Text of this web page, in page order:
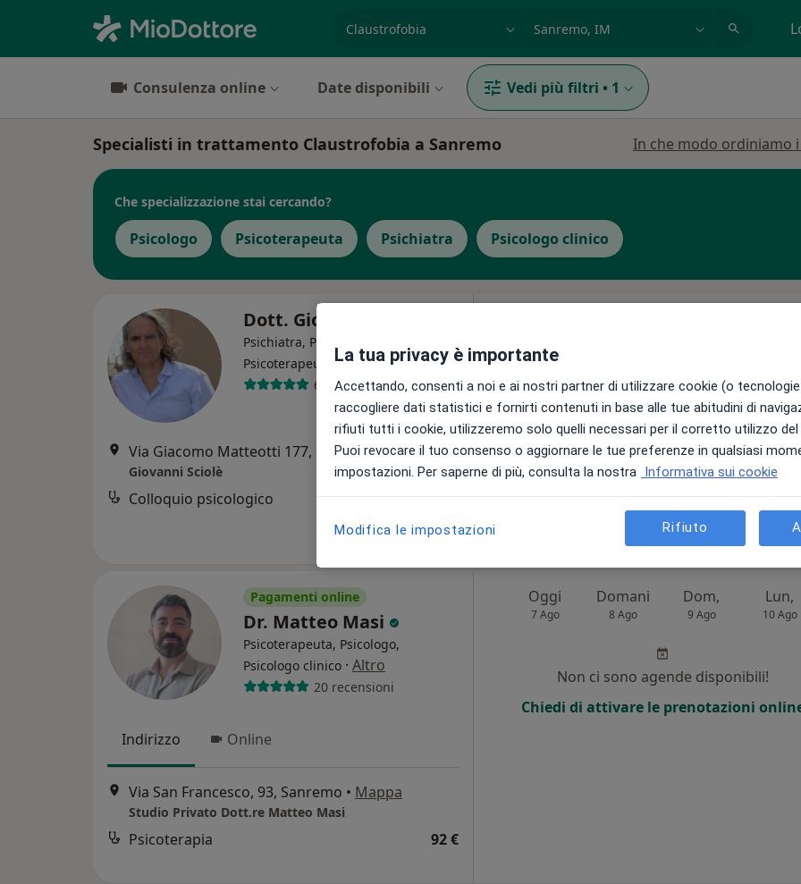
Consulenza online Date disponibili Vedi più filtri • 1
Specialisti in trattamento Claustrofobia a Sanremo In che modo ordiniamo
Che specializzazione stai cercando?
Psicologo Psicoterapeuta Psichiatra Psicologo clinico
Dott. Giovanni Sciolè
Psichiatra, Psicologo,
Psicoterapeuta
·Altro
6 recensioni
Via Giacomo Matteotti 177, Sanremo•Mappa
Giovanni Sciolè
Colloquio psicologico
Non ci sono agende disponibili!
Chiedi di attivare le prenotazioni
Pagamenti online
Dr. Matteo Masi
Psicoterapeuta, Psicologo,
Psicologo clinico · Altro
20 recensioni
Indirizzo Online
Via San Francesco, 93, Sanremo • Mappa
Studio Privato Dott.re Matteo Masi
Psicoterapia 92 €
Oggi
7 Ago
Domani
8 Ago
Dom,
9 Ago
Lun,
10 Ago
Non ci sono agende disponibili!
Chiedi di attivare le prenotazioni
La tua privacy è importante
Accettando, consenti a noi e ai nostri partner di utilizzare cookie (o
raccogliere dati statistici e fornirti contenuti in base alle tue abitudini di
rifiuti tutti i cookie, utilizzeremo solo quelli necessari per il corretto utilizzo
Puoi revocare il tuo consenso o aggiornare le tue preferenze in qualsiasi
impostazioni. Per saperne di più, consulta la nostra Informativa sui cookie
Modifica le impostazioni Rifiuto